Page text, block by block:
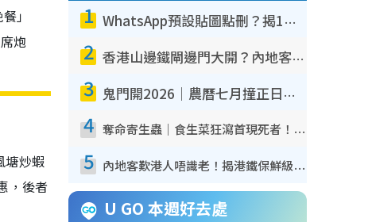
」
炮
塘炒蝦
，後者
1 WhatsApp預設貼圖點刪？揭1招「反向操作」還原簡潔介面 附3步實測教學
2 香港山邊鐵閘邊門大開？內地客困惑意義何在！網民神回覆：呢種叫法理性防禦
3 鬼門開2026｜農曆七月撞正日全食特別邪？專家警告切忌做一事！揭4大禁忌+2招保平安
4 奪命寄生蟲｜食生菜狂瀉首現死者！疫潮惡化錄1.8萬宗病例 揭洗菜3大謬誤
5 內地客歎港人唔識老！揭港鐵保鮮級冷氣 港人求放過：咪投訴
U GO 本週好去處